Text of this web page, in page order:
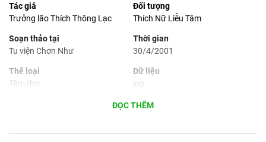
Tác giả
Trưởng lão Thích Thông Lạc
Đối tượng
Thích Nữ Liễu Tâm
Soạn thảo tại
Tu viện Chơn Như
Thời gian
30/4/2001
Thể loại
Tâm thư
Dữ liệu
jpg
Phù hợp cho
ĐỌC THÊM